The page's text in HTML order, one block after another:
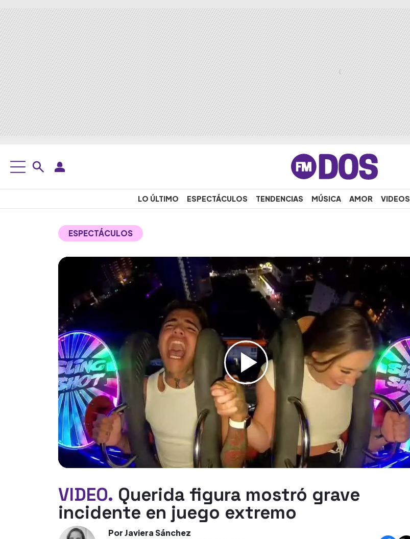
LO ÚLTIMO ESPECTÁCULOS TENDENCIAS MÚSICA AMOR VIDEOS
ESPECTÁCULOS
VIDEO. Querida figura mostró grave
incidente en juego extremo
Por Javiera Sánchez